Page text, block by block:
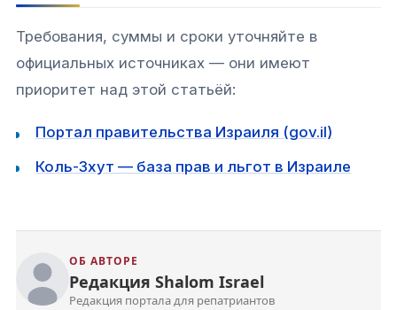
Требования, суммы и сроки уточняйте в
официальных источниках — они имеют
приоритет над этой статьёй:
Портал правительства Израиля (gov.il)
Коль-Зхут — база прав и льгот в Израиле
ОБ АВТОРЕ
Редакция Shalom Israel
Редакция портала для репатриантов